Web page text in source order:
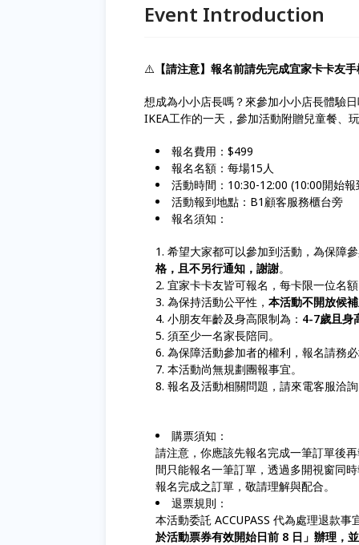
Event Introduction
⚠️ 【請注意】報名前請先完成宜家卡卡友
想成為小小店長嗎？來參加小小店長體驗
IKEA工作的一天，參加活動附贈兒童餐、
報名費用：$499
報名名額：每場15人
活動時間：10:30-12:00 (10:00開始
活動報到地點：B1顧客服務櫃台旁
報名須知：
希望大家都可以參加到活動，為保障
格，且不另行通知，謝謝。
宜家卡卡友皆可報名，每卡限一位名
為保持活動公平性， 本活動不開放候
小朋友年齡及身高限制為： 4-7歲且身
須至少一名家長陪同。
為保障活動參加者的權利，報名請務
本活動尚無規劃團報事宜。
報名及活動相關問題，請來電客服洽
購票須知：
請注意，你應該先報名完成一筆訂單後
間只能報名一筆訂單，透過多開視窗同
報名完成之訂單，敬請理解與配合。
退票規則：
本活動委託 ACCUPASS 代為處理退款
於活動票券有效開始日前 8 日」辦理，